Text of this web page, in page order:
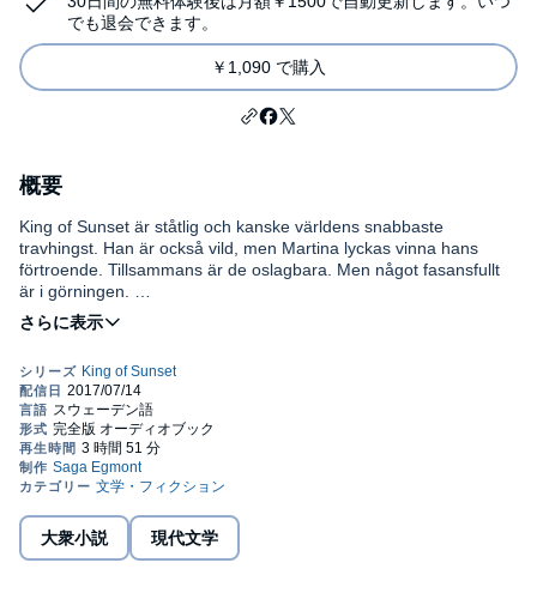
でも退会できます。
￥1,090 で購入
概要
King of Sunset är ståtlig och kanske världens snabbaste
travhingst. Han är också vild, men Martina lyckas vinna hans
förtroende. Tillsammans är de oslagbara. Men något fasansfullt
är i görningen.
Sunset har fiender som vill sätta stopp för hans tävlingskarriär.
Ulrika Ekblom (f. 1961) författade åren 1993-2000 serien i fem
delar om Martina och King of Sunset. Hon är även skrivit om
cirkushästen Pricken och fotbollslaget Smedstorps BK. Hennes
böcker handlar om relationer, tävling och allt som oftast kärleken
till hästar.©2017 SAGA Egmont (P)2017 SAGA Egmont
大衆小説 現代文学